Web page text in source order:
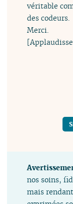
véritable
des codeurs.
Merci.
nos soins,
mais